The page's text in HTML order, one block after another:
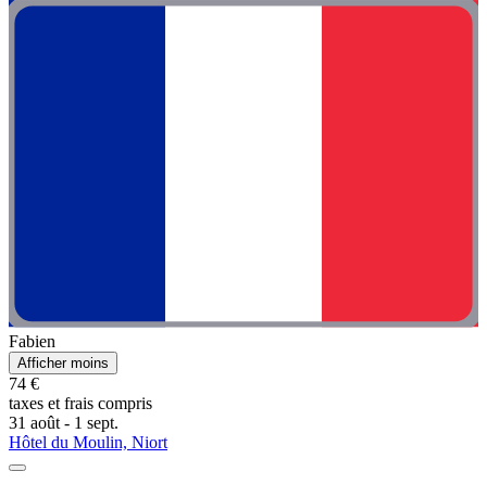
Fabien
Afficher moins
74 €
taxes et frais compris
31 août - 1 sept.
Hôtel du Moulin, Niort